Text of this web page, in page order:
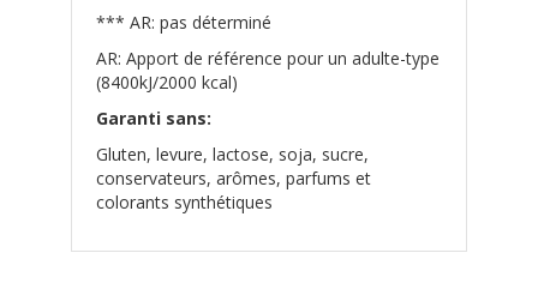
*** AR: pas déterminé
AR: Apport de référence pour un adulte-type
(8400kJ/2000 kcal)
Garanti sans:
Gluten, levure, lactose, soja, sucre,
conservateurs, arômes, parfums et
colorants synthétiques